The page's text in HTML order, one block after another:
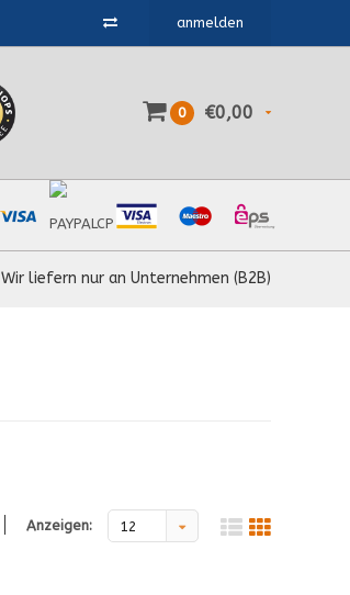
anmelden
0 €0,00
Wir liefern nur an Unternehmen (B2B)
Anzeigen: 12